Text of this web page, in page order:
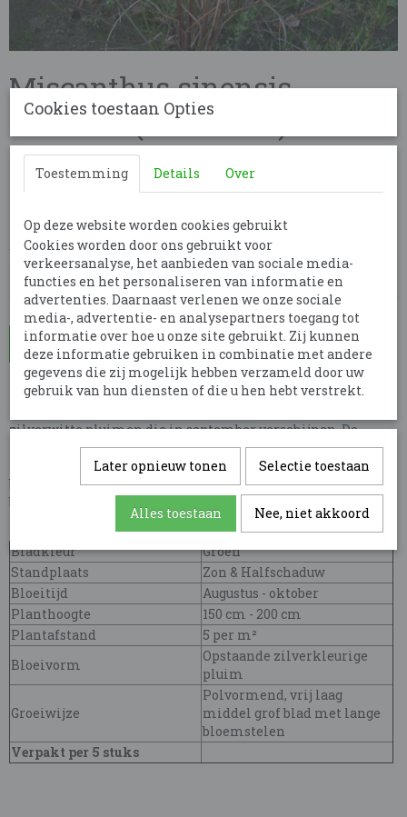
Miscanthus sinensis -
Kaskade (Prachtriet)
€ 3,00 per stuk
Aantal
In winkelwagen
Miscanthus sinensis 'Kaskade' is een hoog siergras met een
zilverwitte pluimen die in september verschijnen. De
pluimen hebben bij aanvang een roze tint en verkleuren
later naar stro-wit. Dit siergras heeft smalle, gebogen
bladeren en kan tot 200 cm hoog worden. Ideaal voor grotere
borders of als solitair in de tuin, het is winterhard en groeit
het best op een zonnige plek met goed doorlatende grond.
Bladkleur
Groen
Standplaats
Zon & Halfschaduw
Bloeitijd
Augustus - oktober
Planthoogte
150 cm - 200 cm
Plantafstand
5 per m²
Bloeivorm
Opstaande zilverkleurige
pluim
Groeiwijze
Polvormend, vrij laag
middel grof blad met lange
bloemstelen
Verpakt per 5 stuks
Cookies toestaan Opties
Toestemming Details Over
Op deze website worden cookies gebruikt
Cookies worden door ons gebruikt voor
verkeersanalyse, het aanbieden van sociale media-
functies en het personaliseren van informatie en
advertenties. Daarnaast verlenen we onze sociale
media-, advertentie- en analysepartners toegang tot
informatie over hoe u onze site gebruikt. Zij kunnen
deze informatie gebruiken in combinatie met andere
gegevens die zij mogelijk hebben verzameld door uw
gebruik van hun diensten of die u hen hebt verstrekt.
Later opnieuw tonen Selectie toestaan
Alles toestaan Nee, niet akkoord